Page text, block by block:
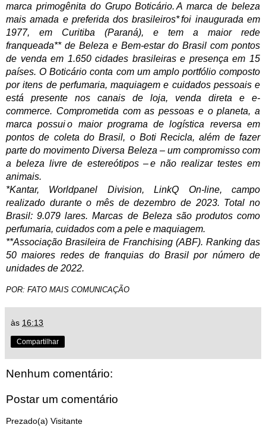
marca primogênita do Grupo Boticário. A marca de beleza
mais amada e preferida dos brasileiros* foi inaugurada em
1977, em Curitiba (Paraná), e tem a maior rede
franqueada** de Beleza e Bem-estar do Brasil com pontos
de venda em 1.650 cidades brasileiras e presença em 15
países. O Boticário conta com um amplo portfólio composto
por itens de perfumaria, maquiagem e cuidados pessoais e
está presente nos canais de loja, venda direta e e-
commerce. Comprometida com as pessoas e o planeta, a
marca possui o maior programa de logística reversa em
pontos de coleta do Brasil, o Boti Recicla, além de fazer
parte do movimento Diversa Beleza – um compromisso com
a beleza livre de estereótipos – e não realizar testes em
animais.
*Kantar, Worldpanel Division, LinkQ On-line, campo
realizado durante o mês de dezembro de 2023. Total no
Brasil: 9.079 lares. Marcas de Beleza são produtos como
perfumaria, cuidados com a pele e maquiagem.
**Associação Brasileira de Franchising (ABF). Ranking das
50 maiores redes de franquias do Brasil por número de
unidades de 2022.
POR: FATO MAIS COMUNICAÇÃO
às 16:13
Compartilhar
Nenhum comentário:
Postar um comentário
Prezado(a) Visitante